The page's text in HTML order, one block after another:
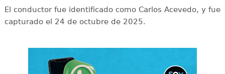
El conductor fue identificado como Carlos Acevedo, y fue
capturado el 24 de octubre de 2025.